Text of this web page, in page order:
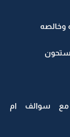
وخالصه
سوالف ام